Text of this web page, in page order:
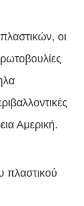
οι
Αμερική.
πλαστικού